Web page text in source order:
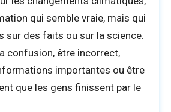
qui semble vraie, mais qui
sur des faits ou sur la science.
confusion, être incorrect,
importantes ou être
que les gens finissent par le